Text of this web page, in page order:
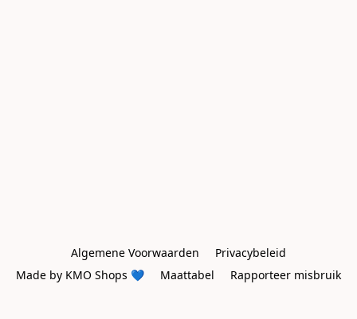
Algemene Voorwaarden
Privacybeleid
Made by KMO Shops 💙
Maattabel Rapporteer misbruik